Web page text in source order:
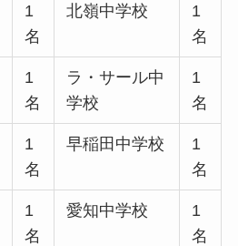
1
名
北嶺中学校
1
名
1
名
ラ・サール中
学校
1
名
1
名
早稲田中学校
1
名
1
名
愛知中学校
1
名